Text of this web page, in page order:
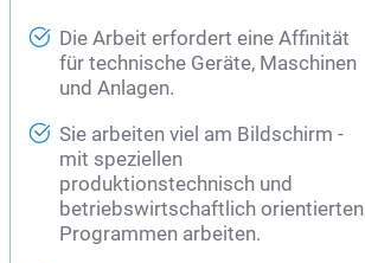
Die Arbeit erfordert eine Affinität
für technische Geräte, Maschinen
und Anlagen.
Sie arbeiten viel am Bildschirm -
mit speziellen
produktionstechnisch und
betriebswirtschaftlich orientierten
Programmen arbeiten.